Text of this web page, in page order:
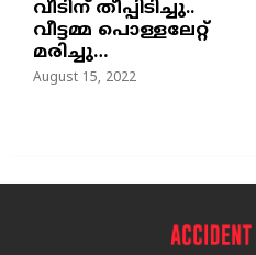
വീടിന് തീപ്പിടിച്ചു..
വീട്ടമ്മ പൊള്ളലേറ്റ്
മരിച്ചു…
August 15, 2022